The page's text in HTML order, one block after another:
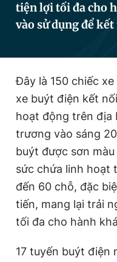
Đọc Thanh Niên trên
Theo dõi báo trên
Hotline
0906 645 777
Đặt báo Quảng cáo
Tổng biên tập: Nguyễn
Phó tổng biên tập thường
Phó tổng biên tập: Lâm
Tổng thư ký tòa soạn: Đức
tiện lợi tối đa cho
vào sử dụng để
Đây là 150 chiếc
xe buýt điện kết nối
hoạt động trên địa
trương vào sáng
buýt được sơn
sức chứa linh hoạt
đến 60 chỗ, đặc
tiến, mang lại trải
tối đa cho hành
17 tuyến buýt điện